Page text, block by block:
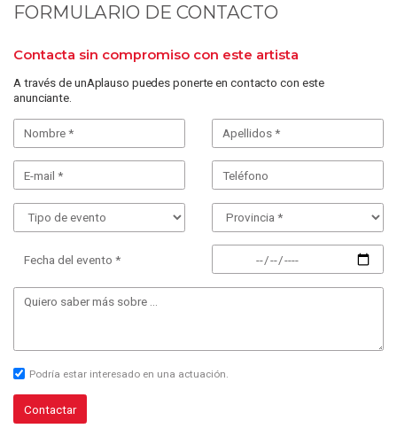
FORMULARIO DE CONTACTO
Contacta sin compromiso con este artista
A través de unAplauso puedes ponerte en contacto con este
anunciante.
Fecha del evento *
Podría estar interesado en una actuación.
Contactar